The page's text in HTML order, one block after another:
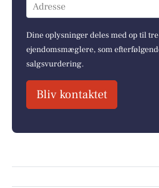
Adresse
Dine oplysninger deles med op til
ejendomsmæglere, som
salgsvurdering.
Bliv kontaktet